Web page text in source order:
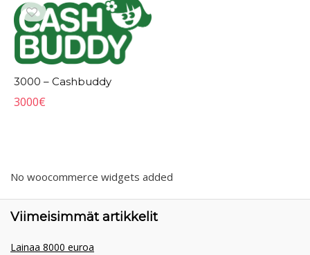
3000 – Cashbuddy
3000€
No woocommerce widgets added
Viimeisimmät artikkelit
Lainaa 8000 euroa